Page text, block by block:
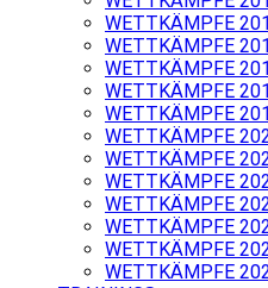
WETTKÄMPFE
WETTKÄMPFE
WETTKÄMPFE
WETTKÄMPFE
WETTKÄMPFE
WETTKÄMPFE
WETTKÄMPFE
WETTKÄMPFE
WETTKÄMPFE
WETTKÄMPFE
WETTKÄMPFE
WETTKÄMPFE